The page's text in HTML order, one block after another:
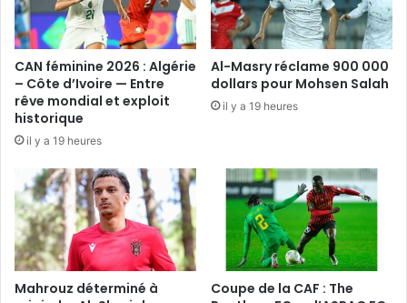
CAN féminine 2026 : Algérie
– Côte d’Ivoire — Entre
rêve mondial et exploit
historique
il y a 19 heures
Al-Masry réclame 900 000
dollars pour Mohsen Salah
il y a 19 heures
Mahrouz déterminé à
Coupe de la CAF : The